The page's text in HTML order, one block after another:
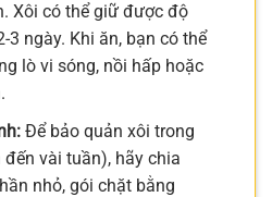
Xôi có thể giữ được độ
3 ngày. Khi ăn, bạn có thể
lò vi sóng, nồi hấp hoặc
Để bảo quản xôi trong
vài tuần), hãy chia
nhỏ, gói chặt bằng